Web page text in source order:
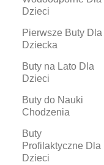
Dzieci
Pierwsze Buty Dla
Dziecka
Buty na Lato Dla
Dzieci
Buty do Nauki
Chodzenia
Buty
Profilaktyczne Dla
Dzieci